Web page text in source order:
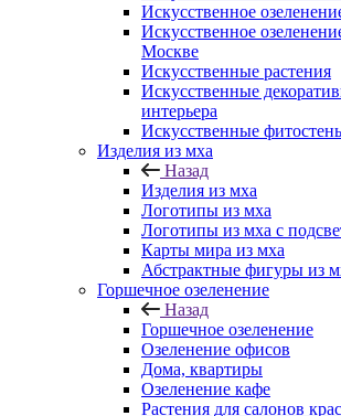
Искусственное
Искусственное
Москве
Искусственные растения
Искусственные
интерьера
Искусственные
Изделия из мха
Назад
Изделия из мха
Логотипы из мха
Логотипы из мха с
Карты мира из мха
Абстрактные фигуры из
Горшечное озеленение
Назад
Горшечное озеленение
Озеленение офисов
Дома, квартиры
Озеленение кафе
Растения для салонов